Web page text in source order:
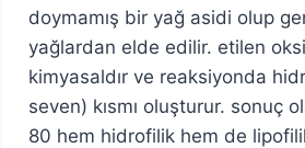
doymamış bir yağ asidi olup
yağlardan elde edilir. etilen
kimyasaldır ve reaksiyonda
seven) kısmı oluşturur. sonuç
80 hem hidrofilik hem de